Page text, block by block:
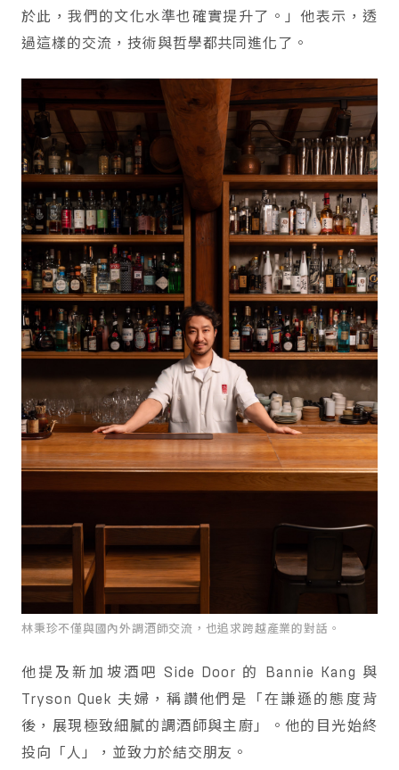
於此，我們的文化水準也確實提升了。」他表示，透
過這樣的交流，技術與哲學都共同進化了。
林秉珍不僅與國內外調酒師交流，也追求跨越產業的對話。
他提及新加坡酒吧 Side Door 的 Bannie Kang 與
Tryson Quek 夫婦，稱讚他們是「在謙遜的態度背
後，展現極致細膩的調酒師與主廚」。他的目光始終
投向「人」，並致力於結交朋友。